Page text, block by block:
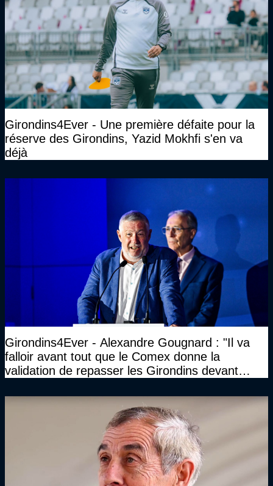
Girondins4Ever - Une première défaite pour la
réserve des Girondins, Yazid Mokhfi s'en va
déjà
Girondins4Ever - Alexandre Gougnard : "Il va
falloir avant tout que le Comex donne la
validation de repasser les Girondins devant